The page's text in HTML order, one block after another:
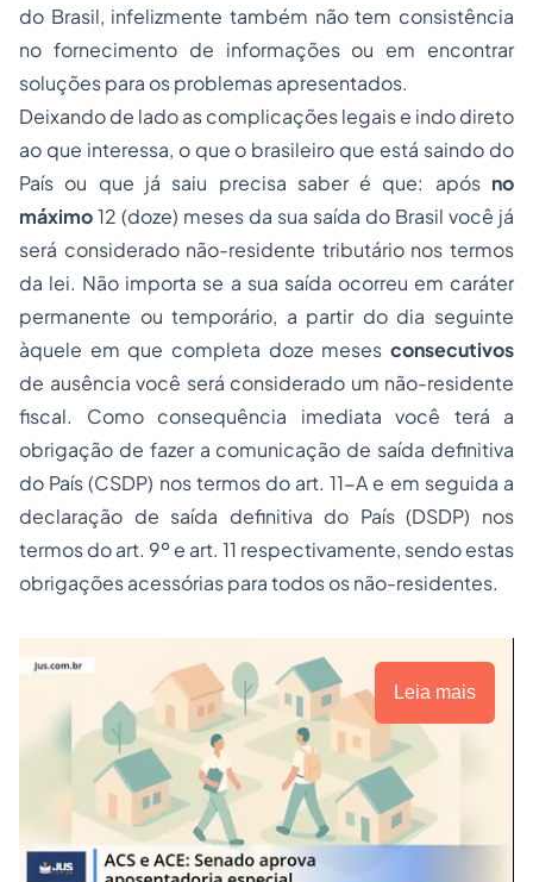
do Brasil, infelizmente também não tem consistência
no fornecimento de informações ou em encontrar
soluções para os problemas apresentados.
Deixando de lado as complicações legais e indo direto
ao que interessa, o que o brasileiro que está saindo do
País ou que já saiu precisa saber é que: após no
máximo12 (doze) meses da sua saída do Brasil você já
será considerado não-residente tributário nos termos
da lei. Não importa se a sua saída ocorreu em caráter
permanente ou temporário, a partir do dia seguinte
àquele em que completa doze meses consecutivos
de ausência você será considerado um não-residente
fiscal. Como consequência imediata você terá a
obrigação de fazer a comunicação de saída definitiva
do País (CSDP) nos termos do art. 11-A e em seguida a
declaração de saída definitiva do País (DSDP) nos
termos do art. 9º e art. 11 respectivamente, sendo estas
obrigações acessórias para todos os não-residentes.
Leia mais